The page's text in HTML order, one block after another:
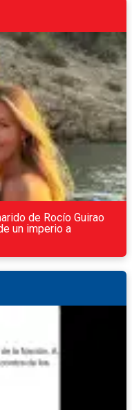
de Rocío Guirao
un imperio a